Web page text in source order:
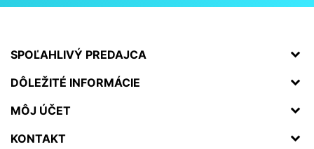
SPOĽAHLIVÝ PREDAJCA
DÔLEŽITÉ INFORMÁCIE
MÔJ ÚČET
KONTAKT